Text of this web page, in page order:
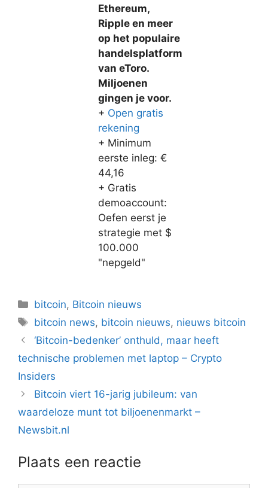
Ethereum,
Ripple en meer
op het populaire
handelsplatform
van eToro.
Miljoenen
gingen je voor.
+ Open gratis
rekening
+ Minimum
eerste inleg: €
44,16
+ Gratis
demoaccount:
Oefen eerst je
strategie met $
100.000
"nepgeld"
Categorieën
bitcoin, Bitcoin nieuws
Tags
bitcoin news, bitcoin nieuws, nieuws bitcoin
Berichtnavigatie
‘Bitcoin-bedenker’ onthuld, maar heeft
technische problemen met laptop – Crypto
Insiders
Bitcoin viert 16-jarig jubileum: van
waardeloze munt tot biljoenenmarkt –
Newsbit.nl
Plaats een reactie